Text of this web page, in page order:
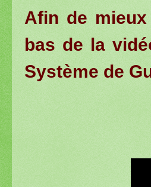
Afin de
bas de la
Système de